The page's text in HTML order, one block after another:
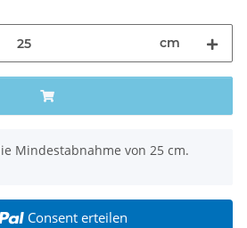
cm
Mindestabnahme von 25 cm.
Consent erteilen